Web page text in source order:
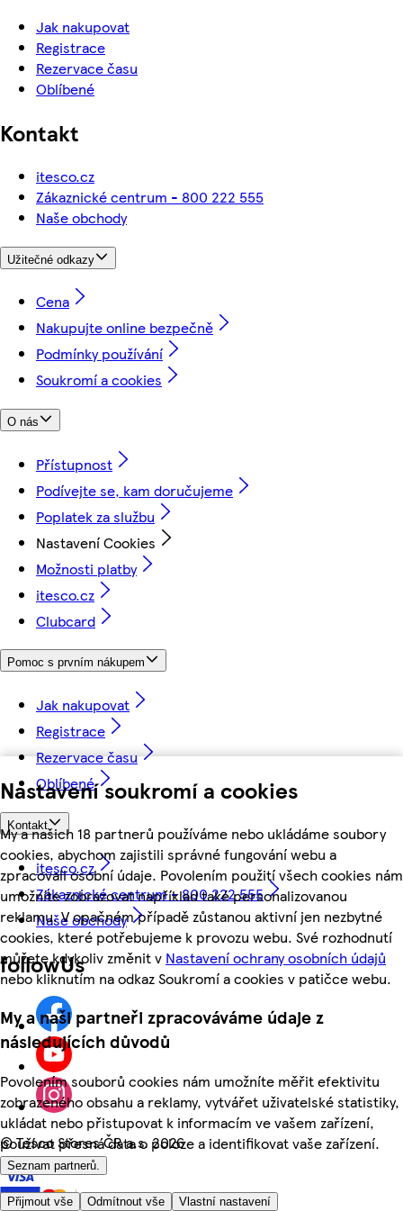
Nastavení soukromí a cookies
My a našich 18 partnerů používáme nebo ukládáme soubory
cookies, abychom zajistili správné fungování webu a
zpracovali osobní údaje. Povolením použití všech cookies nám
umožníte zobrazovat například také personalizovanou
reklamu. V opačném případě zůstanou aktivní jen nezbytné
cookies, které potřebujeme k provozu webu. Své rozhodnutí
můžete kdykoliv změnit v Nastavení ochrany osobních údajů
nebo kliknutím na odkaz Soukromí a cookies v patičce webu.
My a naši partneři zpracováváme údaje z
následujících důvodů
Povolením souborů cookies nám umožníte měřit efektivitu
zobrazeného obsahu a reklamy, vytvářet uživatelské statistiky,
ukládat nebo přistupovat k informacím ve vašem zařízení,
používat přesná data o poloze a identifikovat vaše zařízení.
Seznam partnerů.
Přijmout vše Odmítnout vše Vlastní nastavení
Jak nakupovat
Registrace
Rezervace času
Oblíbené
Kontakt
itesco.cz
Zákaznické centrum - 800 222 555
Naše obchody
Užitečné odkazy
Cena
Nakupujte online bezpečně
Podmínky používání
Soukromí a cookies
O nás
Přístupnost
Podívejte se, kam doručujeme
Poplatek za službu
Nastavení Cookies
Možnosti platby
itesco.cz
Clubcard
Pomoc s prvním nákupem
Jak nakupovat
Registrace
Rezervace času
Oblíbené
Kontakt
itesco.cz
Zákaznické centrum - 800 222 555
Naše obchody
followUs
©Tesco Stores ČR a.s. 2026